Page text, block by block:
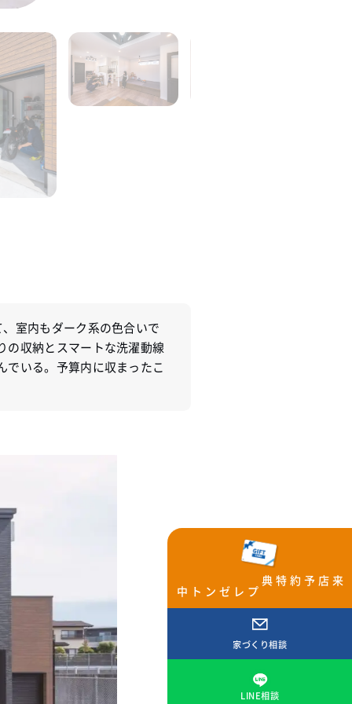
室内もダーク系の色合いで
の収納とスマートな洗濯動線
でいる。予算内に収まったこ
来店予約特典
プレゼント中
家づくり相談
LINE相談